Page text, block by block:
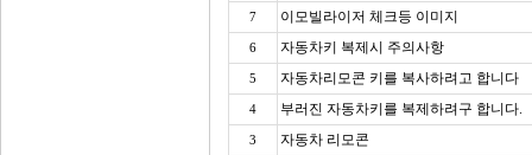
7 이모빌라이저 체크등 이미지
6 자동차키 복제시 주의사항
5 자동차리모콘 키를 복사하려고 합니다
4 부러진 자동차키를 복제하려구 합니다.
3 자동차 리모콘